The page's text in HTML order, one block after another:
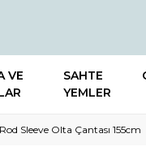
VE
SAHTE
YEMLER
Sleeve Olta Çantası 155cm